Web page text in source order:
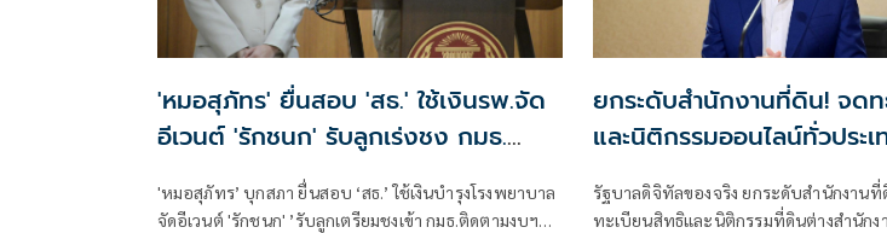
'หมอสุภัทร' ยื่นสอบ 'สธ.' ใช้เงินรพ.จัด
อีเวนต์ 'รักชนก' รับลูกเร่งชง กมธ.
'หมอสุภัทร’ บุกสภา ยื่นสอบ ‘สธ.’ ใช้เงินบำรุงโรงพยาบาล
จัดอีเวนต์ 'รักชนก' ’รับลูกเตรียมชงเข้า กมธ.ติดตามงบฯ
ยกระดับสำนักงานที่ดิน! จดท
และนิติกรรมออนไลน์ทั่วประเ
รัฐบาลดิจิทัลของจริง ยกระดับสำนักงานที่
ทะเบียนสิทธิและนิติกรรมที่ดินต่างสำนัก